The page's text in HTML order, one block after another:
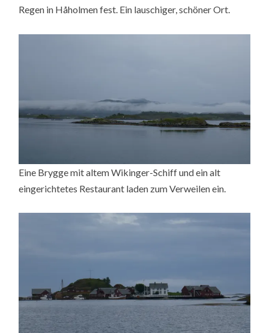
Regen in Håholmen fest. Ein lauschiger, schöner Ort.
Eine Brygge mit altem Wikinger-Schiff und ein alt
eingerichtetes Restaurant laden zum Verweilen ein.